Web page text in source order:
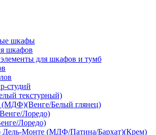
шкафы
шкафов
для шкафов и тумб
студий
текстурный)
(МДФ)(Венге/Белый глянец)
Лоредо)
Лоредо)
Дель-Монте (МДФ/Патина/Бархат)(Крем)